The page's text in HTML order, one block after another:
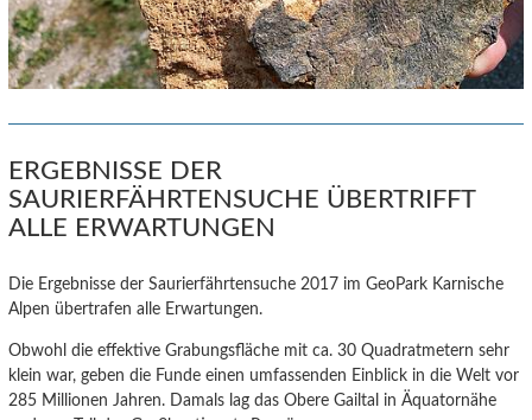
ERGEBNISSE DER
SAURIERFÄHRTENSUCHE ÜBERTRIFFT
ALLE ERWARTUNGEN
Die Ergebnisse der Saurierfährtensuche 2017 im GeoPark Karnische
Alpen übertrafen alle Erwartungen.
Obwohl die effektive Grabungsfläche mit ca. 30 Quadratmetern sehr
klein war, geben die Funde einen umfassenden Einblick in die Welt vor
285 Millionen Jahren. Damals lag das Obere Gailtal in Äquatornähe